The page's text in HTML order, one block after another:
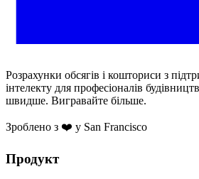
Розрахунки обсягів і кошториси з
інтелекту для професіоналів
швидше. Вигравайте більше.
Зроблено з ❤️ у San Francisco
Продукт